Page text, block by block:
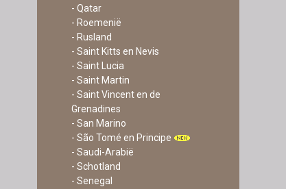
- Qatar
- Roemenië
- Rusland
- Saint Kitts en Nevis
- Saint Lucia
- Saint Martin
- Saint Vincent en de
Grenadines
- San Marino
- São Tomé en Principe
- Saudi-Arabië
- Schotland
- Senegal